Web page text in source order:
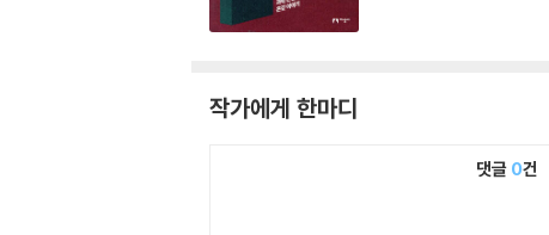
작가에게 한마디
댓글 0건